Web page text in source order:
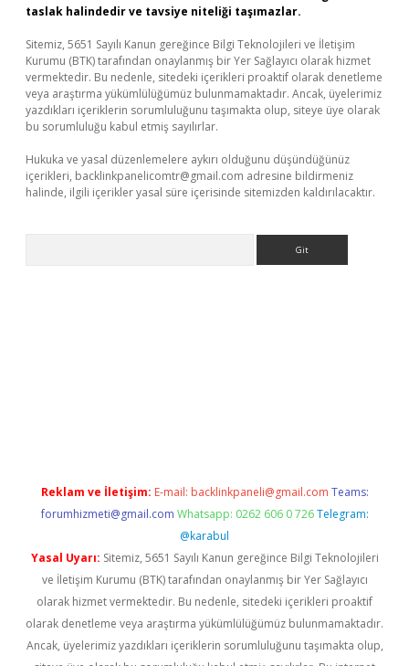
taslak halindedir ve tavsiye niteliği taşımazlar.
Sitemiz, 5651 Sayılı Kanun gereğince Bilgi Teknolojileri ve İletişim
Kurumu (BTK) tarafından onaylanmış bir Yer Sağlayıcı olarak hizmet
vermektedir. Bu nedenle, sitedeki içerikleri proaktif olarak denetleme
veya araştırma yükümlülüğümüz bulunmamaktadır. Ancak, üyelerimiz
yazdıkları içeriklerin sorumluluğunu taşımakta olup, siteye üye olarak
bu sorumluluğu kabul etmiş sayılırlar.
Hukuka ve yasal düzenlemelere aykırı olduğunu düşündüğünüz
içerikleri, backlinkpanelicomtr@gmail.com adresine bildirmeniz
halinde, ilgili içerikler yasal süre içerisinde sitemizden kaldırılacaktır.
Reklam ve İletişim: E-mail: backlinkpaneli@gmail.com Teams:
forumhizmeti@gmail.com Whatsapp: 0262 606 0 726 Telegram:
@karabul
Yasal Uyarı: Sitemiz, 5651 Sayılı Kanun gereğince Bilgi Teknolojileri
ve İletişim Kurumu (BTK) tarafından onaylanmış bir Yer Sağlayıcı
olarak hizmet vermektedir. Bu nedenle, sitedeki içerikleri proaktif
olarak denetleme veya araştırma yükümlülüğümüz bulunmamaktadır.
Ancak, üyelerimiz yazdıkları içeriklerin sorumluluğunu taşımakta olup,